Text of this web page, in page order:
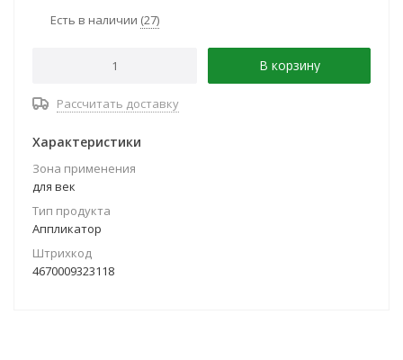
Есть в наличии (27)
В корзину
Рассчитать доставку
Характеристики
Зона применения
для век
Тип продукта
Аппликатор
Штрихкод
4670009323118